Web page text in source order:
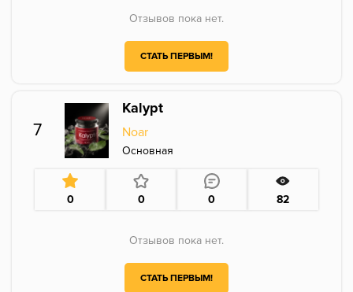
Отзывов пока нет.
СТАТЬ ПЕРВЫМ!
7
Kalypt
Noar
Основная
0 0 0 82
Отзывов пока нет.
СТАТЬ ПЕРВЫМ!